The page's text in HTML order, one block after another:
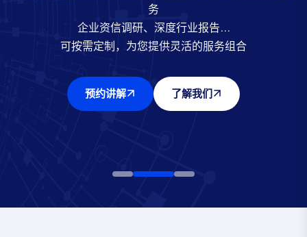
队
服务国内外100,000+企业
贸易覆盖全球230+国家和地区，包括197个主权国家和36
个独立报关区
务
企业资信调研、深度行业报告...
可按需定制，为您提供灵活的服务组合
预约讲解 了解我们
二十余年行业经验，以数据服务立足，打造400人专业团
队
服务国内外100,000+企业
贸易覆盖全球230+国家和地区，包括197个主权国家和36
个独立报关区